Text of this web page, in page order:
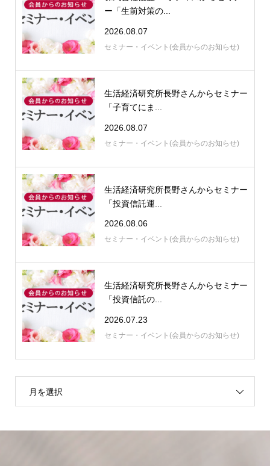
ー「生前対策の...
2026.08.07
セミナー・イベント(会員からのお知らせ)
生活経済研究所長野さんからセミナー
「子育てにま...
2026.08.07
セミナー・イベント(会員からのお知らせ)
生活経済研究所長野さんからセミナー
「投資信託運...
2026.08.06
セミナー・イベント(会員からのお知らせ)
生活経済研究所長野さんからセミナー
「投資信託の...
2026.07.23
セミナー・イベント(会員からのお知らせ)
月を選択